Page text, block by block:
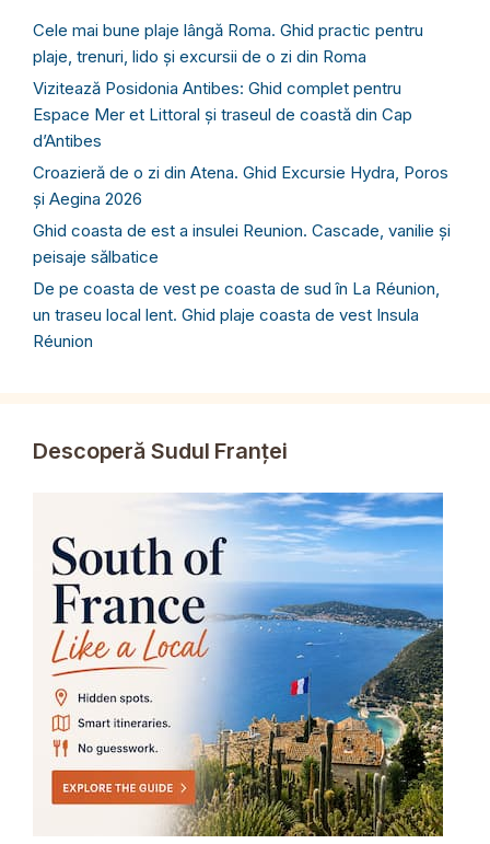
Cele mai bune plaje lângă Roma. Ghid practic pentru
plaje, trenuri, lido și excursii de o zi din Roma
Vizitează Posidonia Antibes: Ghid complet pentru
Espace Mer et Littoral și traseul de coastă din Cap
d’Antibes
Croazieră de o zi din Atena. Ghid Excursie Hydra, Poros
și Aegina 2026
Ghid coasta de est a insulei Reunion. Cascade, vanilie și
peisaje sălbatice
De pe coasta de vest pe coasta de sud în La Réunion,
un traseu local lent. Ghid plaje coasta de vest Insula
Réunion
Descoperă Sudul Franței